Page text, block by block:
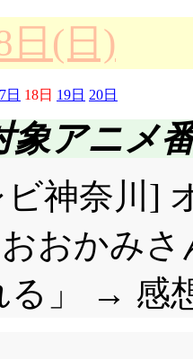
にその過
が浮かん
張り裂け
ともマラ
イって
と, 心は
いt「梓の
「鈴木さ
いる事, 3
日(日)
日 18日 19日 20日
象アニメ
ビ神奈川]
おかみ
る」 → 感